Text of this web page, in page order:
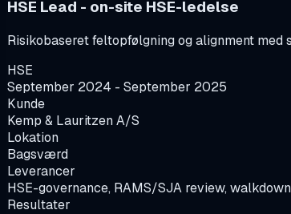
HSE Lead - on-site HSE-ledelse
Risikobaseret feltopfølgning og alignment med
HSE
September 2024 - September 2025
Kunde
Kemp & Lauritzen A/S
Lokation
Bagsværd
Leverancer
HSE-governance, RAMS/SJA review,
Resultater